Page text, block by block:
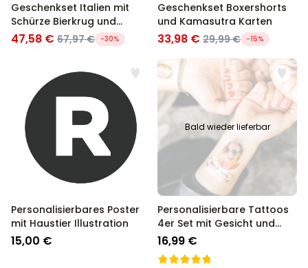
Geschenkset Italien mit
Schürze Bierkrug und
Espresso Tasse
47,58 € 67,97 € -30%
Geschenkset Boxershorts
und Kamasutra Karten
33,98 € 29,99 € -15%
Personalisierbares Poster
mit Haustier Illustration
15,00 €
Bald wieder lieferbar
Personalisierbare Tattoos
4er Set mit Gesicht und
Banner
16,99 €